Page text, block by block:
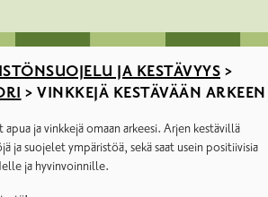
JA KESTÄVYYS >
> VINKKEJÄ KESTÄVÄÄN ARKEEN
ja vinkkejä omaan arkeesi. Arjen kestävillä
ja suojelet ympäristöä, sekä saat usein positiivisia
ja hyvinvoinnille.